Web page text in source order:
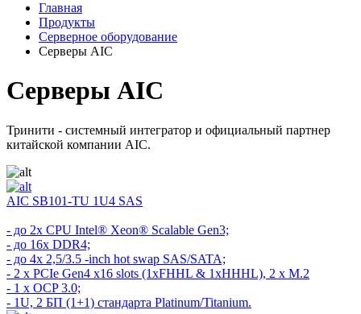
Главная
Продукты
Серверное оборудование
Серверы AIC
Серверы AIC
Тринити - системный интегратор и официальный партнер
китайской компании AIC.
AIC SB101-TU 1U4 SAS
- до 2х CPU Intel® Xeon® Scalable Gen3;
- до 16x DDR4;
- до 4x 2,5/3.5 -inch hot swap SAS/SATA;
- 2 x PCIe Gen4 x16 slots (1xFHHL & 1xHHHL), 2 x M.2
- 1 x OCP 3.0;
- 1U, 2 БП (1+1) стандарта Platinum/Titanium.